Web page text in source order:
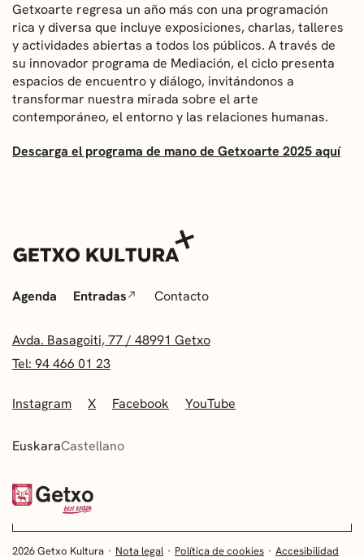
Getxoarte regresa un año más con una programación
rica y diversa que incluye exposiciones, charlas, talleres
y actividades abiertas a todos los públicos. A través de
su innovador programa de Mediación, el ciclo presenta
espacios de encuentro y diálogo, invitándonos a
transformar nuestra mirada sobre el arte
contemporáneo, el entorno y las relaciones humanas.
Descarga el programa de mano de Getxoarte 2025 aquí
Agenda Entradas Contacto
Avda. Basagoiti, 77 / 48991 Getxo
Tel: 94 466 01 23
Instagram X Facebook YouTube
EuskaraCastellano
2026 Getxo Kultura Nota legal Política de cookies Accesibilidad